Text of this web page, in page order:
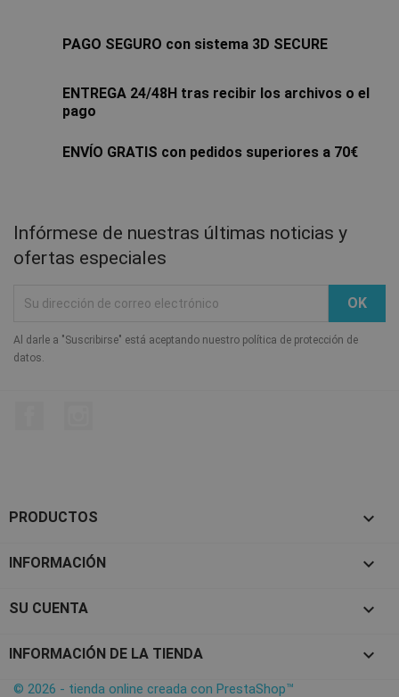
PAGO SEGURO con sistema 3D SECURE
ENTREGA 24/48H tras recibir los archivos o el
pago
ENVÍO GRATIS con pedidos superiores a 70€
Infórmese de nuestras últimas noticias y
ofertas especiales
Al darle a "Suscribirse" está aceptando nuestro política de protección de
datos.
PRODUCTOS 
INFORMACIÓN 
SU CUENTA 
INFORMACIÓN DE LA TIENDA keyboard_arrow_down
© 2026 - tienda online creada con PrestaShop™